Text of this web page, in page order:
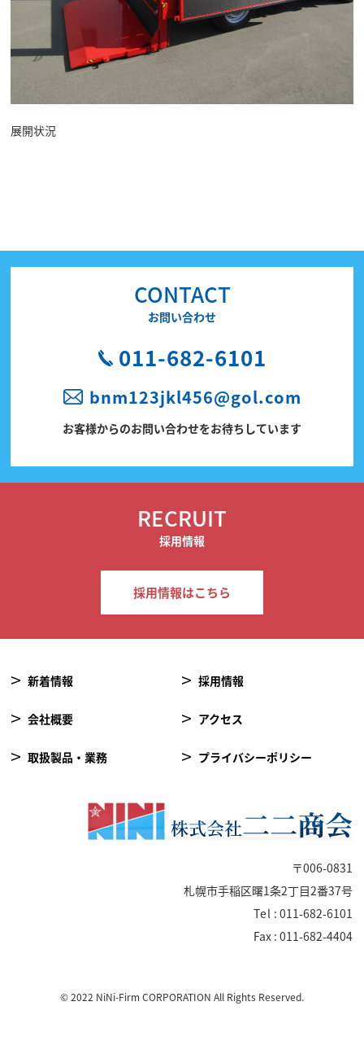
展開状況
CONTACT
お問い合わせ
011-682-6101
bnm123jkl456@gol.com
お客様からのお問い合わせをお待ちしています
RECRUIT
採用情報
採用情報はこちら
新着情報
会社概要
取扱製品・業務
採用情報
アクセス
プライバシーポリシー
〒006-0831
札幌市手稲区曙1条2丁目2番37号
Tel : 011-682-6101
Fax : 011-682-4404
© 2022 NiNi-Firm CORPORATION All Rights Reserved.